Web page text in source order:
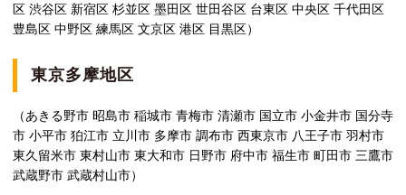
区 渋谷区 新宿区 杉並区 墨田区 世田谷区 台東区 中央区 千代田区
豊島区 中野区 練馬区 文京区 港区 目黒区）
東京多摩地区
（あきる野市 昭島市 稲城市 青梅市 清瀬市 国立市 小金井市 国分寺
市 小平市 狛江市 立川市 多摩市 調布市 西東京市 八王子市 羽村市
東久留米市 東村山市 東大和市 日野市 府中市 福生市 町田市 三鷹市
武蔵野市 武蔵村山市）